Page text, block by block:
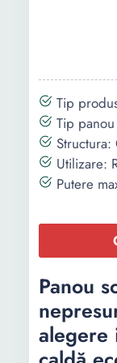
Tip
Tip
Utilizare:
Putere
Panou
alegere